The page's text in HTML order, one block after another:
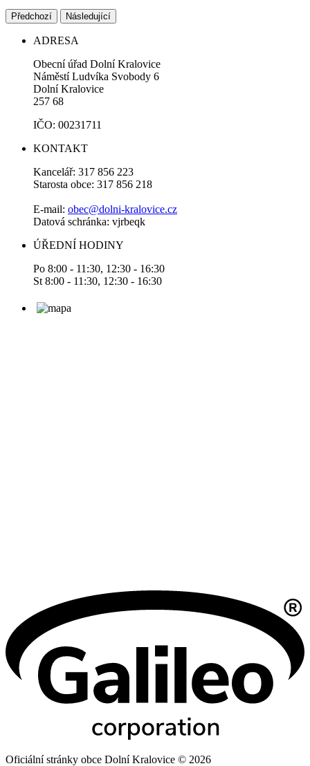
Předchozí Následující
ADRESA
Obecní úřad Dolní Kralovice
Náměstí Ludvíka Svobody 6
Dolní Kralovice
257 68
IČO: 00231711
KONTAKT
Kancelář: 317 856 223
Starosta obce: 317 856 218
E-mail: obec@dolni-kralovice.cz
Datová schránka: vjrbeqk
ÚŘEDNÍ HODINY
Po 8:00 - 11:30, 12:30 - 16:30
St 8:00 - 11:30, 12:30 - 16:30
Oficiální stránky obce Dolní Kralovice © 2026